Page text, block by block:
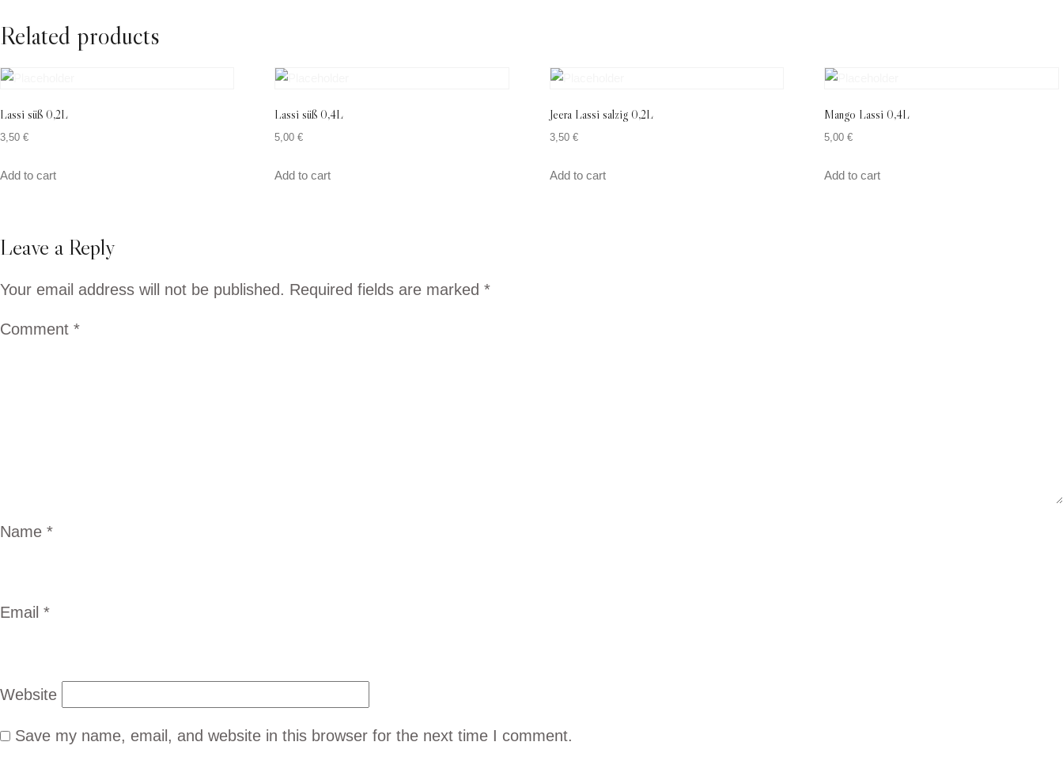
Related products
Lassi süß 0,2L
3,50 €
Add to cart
Lassi süß 0,4L
5,00€
Add to cart
Jeera Lassi salzig 0,2L
3,50 €
Add to cart
Mango Lassi 0,4L
5,00€
Add to cart
Leave a Reply
Your email address will not be published. Required fields are marked *
Comment *
Name *
Email *
Website
Save my name, email, and website in this browser for the next time I comment.